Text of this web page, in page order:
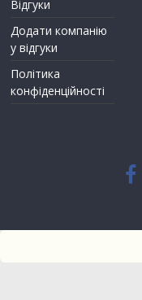
Відгуки
Додати компанію
у відгуки
Політика
конфіденційності